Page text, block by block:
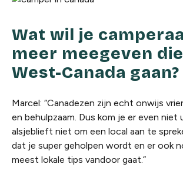
Wat wil je
meer meegeven
West-Canada gaan?
Marcel: “Canadezen zijn echt onwijs
en behulpzaam. Dus kom je er even niet
alsjeblieft niet om een local aan te
dat je super geholpen wordt en er ook
meest lokale tips vandoor gaat.”